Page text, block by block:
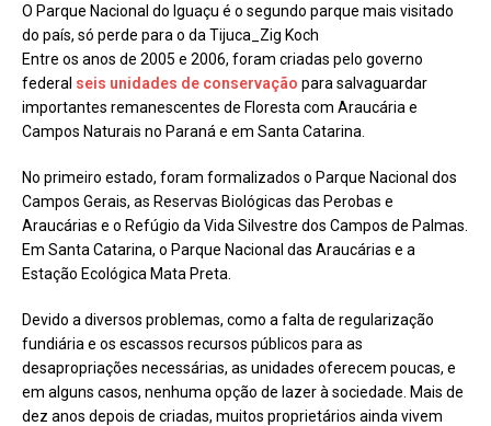
O Parque Nacional do Iguaçu é o segundo parque mais visitado
do país, só perde para o da Tijuca_Zig Koch
Entre os anos de 2005 e 2006, foram criadas pelo governo
federal seis unidades de conservação para salvaguardar
importantes remanescentes de Floresta com Araucária e
Campos Naturais no Paraná e em Santa Catarina.
No primeiro estado, foram formalizados o Parque Nacional dos
Campos Gerais, as Reservas Biológicas das Perobas e
Araucárias e o Refúgio da Vida Silvestre dos Campos de Palmas.
Em Santa Catarina, o Parque Nacional das Araucárias e a
Estação Ecológica Mata Preta.
Devido a diversos problemas, como a falta de regularização
fundiária e os escassos recursos públicos para as
desapropriações necessárias, as unidades oferecem poucas, e
em alguns casos, nenhuma opção de lazer à sociedade. Mais de
dez anos depois de criadas, muitos proprietários ainda vivem